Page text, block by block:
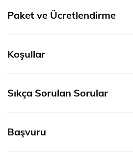
Paket ve Ücretlendirme
Koşullar
Sıkça Sorulan Sorular
Başvuru